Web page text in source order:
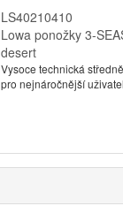
LS40210410
Lowa ponožky 3-
desert
Vysoce technická
pro nejnáročnější